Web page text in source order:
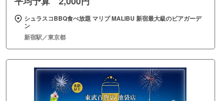
シュラスコBBQ食べ放題 マリブ MALIBU 新宿最大級のビアガーデ
ン
新宿駅／東京都